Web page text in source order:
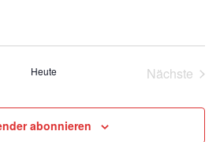
Heute
Nächste
abonnieren